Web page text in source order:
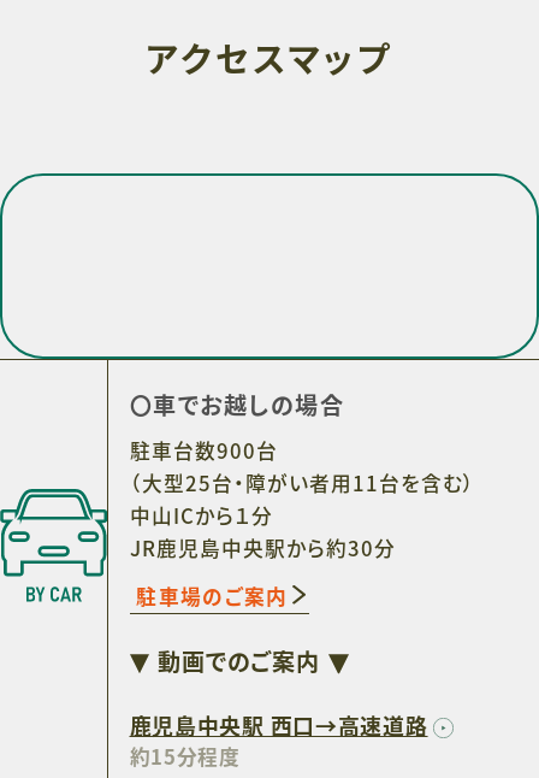
アクセスマップ
車でお越しの場合
駐車台数900台
（大型25台・障がい者用11台を含む）
中山ICから１分
JR鹿児島中央駅から約30分
駐車場のご案内
動画でのご案内
鹿児島中央駅 西口→高速道路
約15分程度